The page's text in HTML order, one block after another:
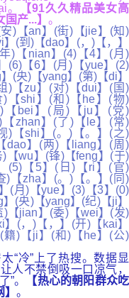
。
【91久久精品美女高
产...】 。
an】(街)【jie】(知)
(到)【dao】(，)【，】
)【nian】(4)【4】(月)
(6)【6】(月)【yue】(2)
(央)【yang】(第)【di】
)【zu】(对)【dui】(国)
)【shi】(和)【he】(物)
【bei】(局)【ju】(党)
【zhan】(了)【le】(常)
)【shi】(。)【。】(之)
dao】(两)【liang】(周)
)【wu】(锋)【feng】(于)
(5)【5】(日)【ri】(官)
)【zha】(。)【。】(同)
(月)【yue】(3)【3】(0)
(央)【yang】(纪)【ji】
【jian】(委)【wei】(发)
(，)【，】(开)【kai】
籍)【ji】(和)【he】(公)
冷”上了热搜。数据显
人不禁倒吸一口凉气，
”。
【热心的朝阳群众吃
。